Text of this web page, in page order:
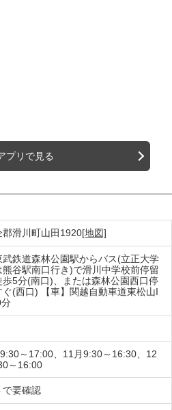
プリで見る
郡滑川町山田1920[地図]
武鉄道森林公園駅からバス(立正大学
谷駅南口行き)で滑川中学校前停留
歩5分(南口)、または森林公園西口停
ぐ(西口) 【車】関越自動車道東松山I
～17:00、11月9:30～16:30、12
～16:00
で要確認